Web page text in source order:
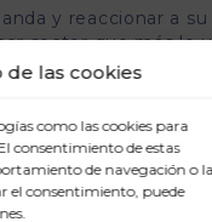
de las cookies
como las cookies para
consentimiento de estas
de navegación o
el consentimiento, puede
y reaccionar a su
sector que más lo
los lockers y
al consumidor final
más de 30.000